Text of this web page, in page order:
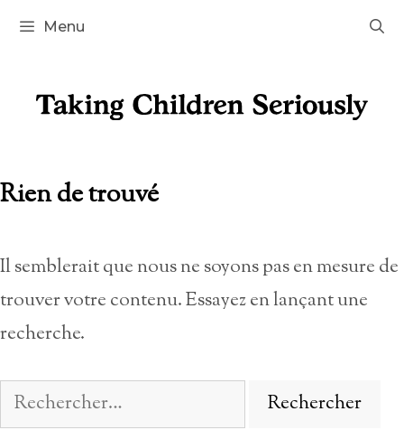
Aller
Menu
Rien de trouvé
Il semblerait que nous ne soyons pas en mesure de
trouver votre contenu. Essayez en lançant une
recherche.
Rechercher :